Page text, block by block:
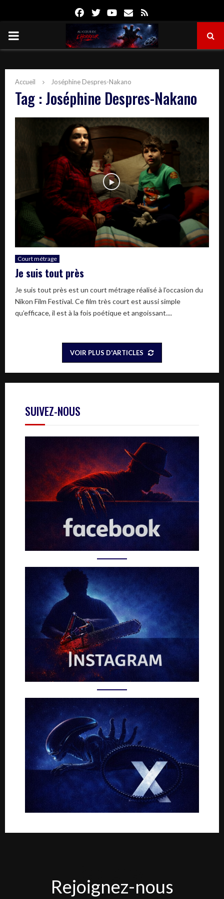
FacebookTwitterYoutube
Email
PRIMARY
Accueil Joséphine Despres-Nakano
Tag : Joséphine Despres-Nakano
Court métrage
Je suis tout près
Je suis tout près est un court métrage réalisé à l’occasion du
Nikon Film Festival. Ce film très court est aussi simple
qu’efficace, il est à la fois poétique et angoissant....
VOIR PLUS D'ARTICLES
SUIVEZ-NOUS
nous
Rejoignez-nous